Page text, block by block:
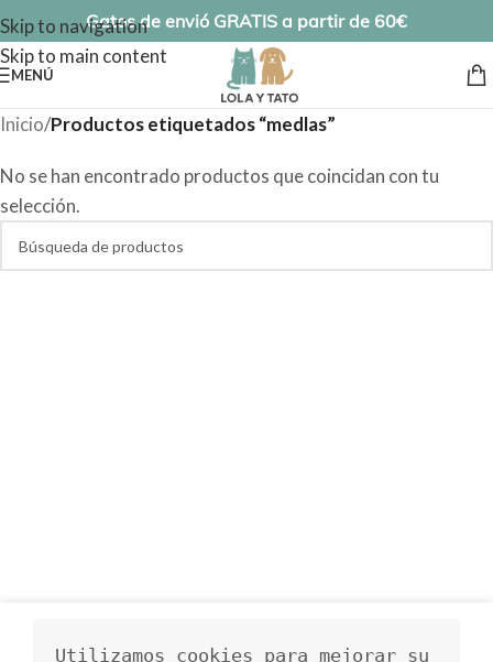
Skip to navigation
Skip to main content
Gatos de envió GRATIS a partir de 60€
MENÚ
Inicio/Productos etiquetados “medlas”
No se han encontrado productos que coincidan con tu
selección.
Utilizamos cookies para mejorar su